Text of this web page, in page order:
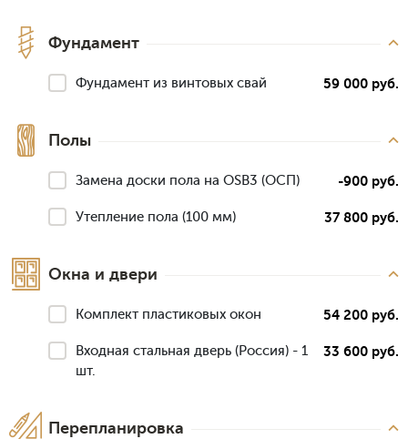
Фундамент
Фундамент из винтовых свай 59 000 руб.
Полы
Замена доски пола на OSB3 (ОСП) -900 руб.
Утепление пола (100 мм) 37 800 руб.
Окна и двери
Комплект пластиковых окон 54 200 руб.
Входная стальная дверь (Россия) - 1
шт.
33 600 руб.
Перепланировка